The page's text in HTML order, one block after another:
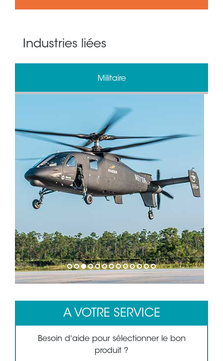
Industries liées
Militaire
1 2 3 4 5 6 7 8 9 10111213
A VOTRE SERVICE
Besoin d'aide pour sélectionner le bon
produit ?